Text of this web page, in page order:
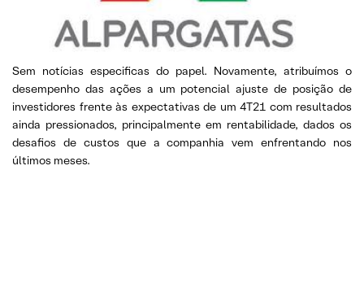
Sem notícias especificas do papel. Novamente, atribuímos o
desempenho das ações a um potencial ajuste de posição de
investidores frente às expectativas de um 4T21 com resultados
ainda pressionados, principalmente em rentabilidade, dados os
desafios de custos que a companhia vem enfrentando nos
últimos meses.